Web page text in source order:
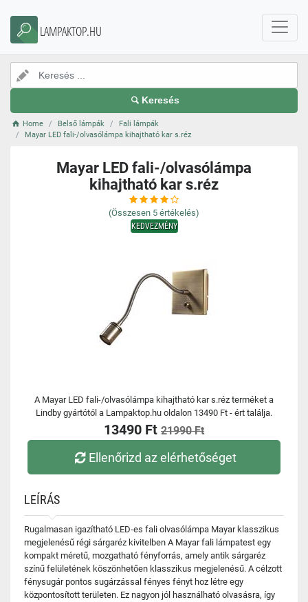
LAMPAKTOP.HU
Keresés
Home Belső lámpák
Fali lámpák
Mayar LED fali-/olvasólámpa kihajtható kar s.réz
Mayar LED fali-/olvasólámpa
kihajtható kar s.réz
(Összesen 5 értékelés)
KEDVEZMÉNY
A Mayar LED fali-/olvasólámpa kihajtható kar s.réz terméket a
Lindby gyártótól a Lampaktop.hu oldalon 13490 Ft - ért találja.
13490 Ft 21990 Ft
Ellenőrizd az elérhetőséget
LEÍRÁS
Rugalmasan igazítható LED-es fali olvasólámpa Mayar klasszikus
megjelenésű régi sárgaréz kivitelben A Mayar fali lámpatest egy
kompakt méretű, mozgatható fényforrás, amely antik sárgaréz
színű felületének köszönhetően klasszikus megjelenésű. A célzott
fénysugár pontos sugárzással fényes fényt hoz létre egy
központosított területen. Ez nagyon jól használható olvasásra, így